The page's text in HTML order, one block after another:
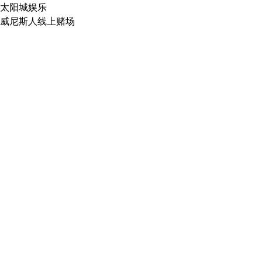
太阳城娱乐
威尼斯人线上赌场